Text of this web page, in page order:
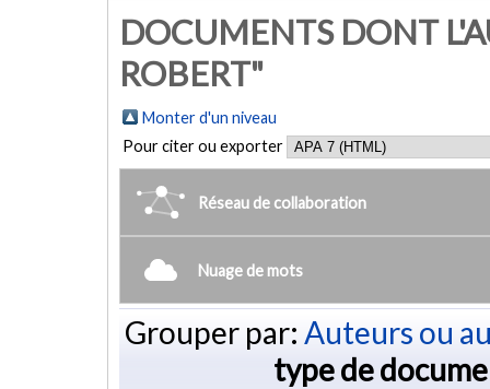
DOCUMENTS DONT
ROBERT"
Monter d'un niveau
Pour citer ou exporter
Réseau de collaboration
Nuage de mots
Grouper par: Auteurs ou
type de